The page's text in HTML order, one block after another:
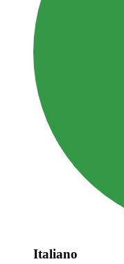
Italiano